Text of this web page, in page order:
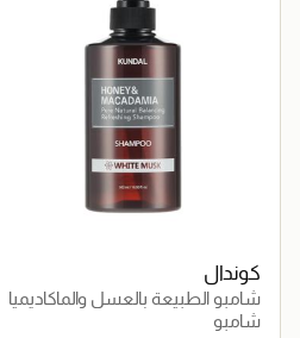
كوندال
شامبو الطبيعة بالعسل والماكاديميا
وايت مسك
شامبو